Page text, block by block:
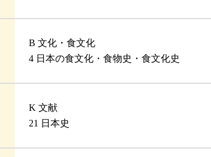
B 文化・食文化
4 日本の食文化・食物史・食文化史
K 文献
21 日本史